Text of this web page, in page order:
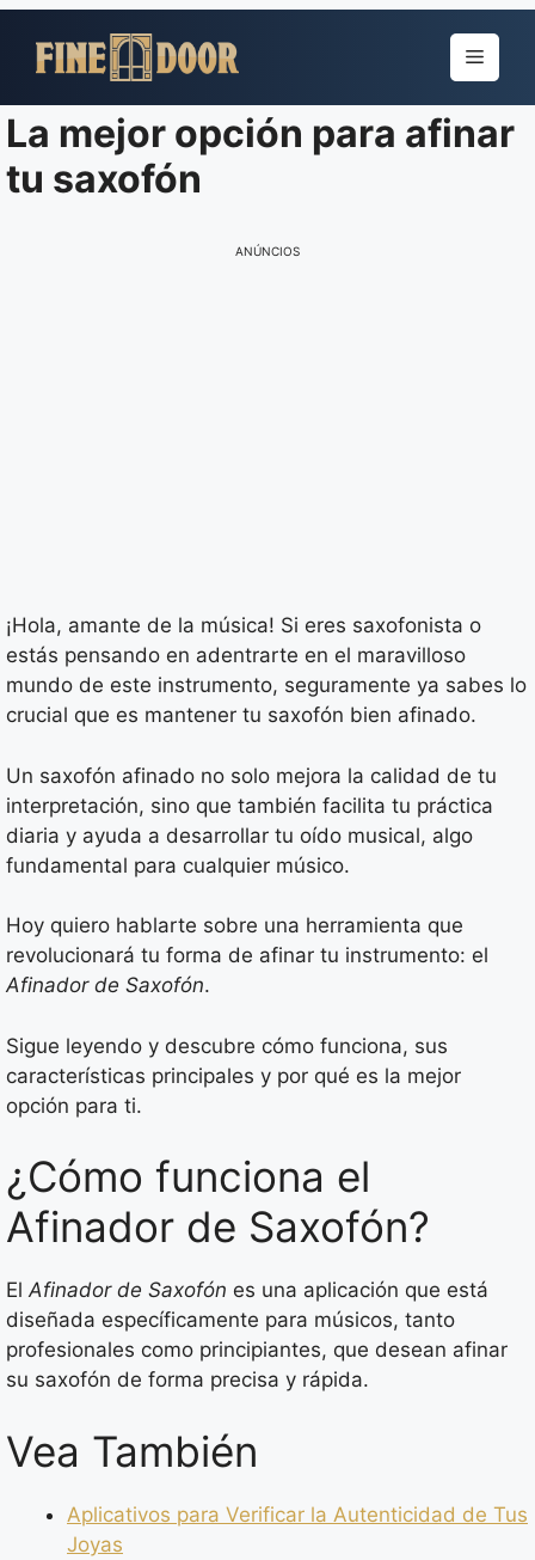
para
conteúdo
Menu
La mejor opción para afinar
tu saxofón
ANÚNCIOS
¡Hola, amante de la música! Si eres saxofonista o
estás pensando en adentrarte en el maravilloso
mundo de este instrumento, seguramente ya sabes lo
crucial que es mantener tu saxofón bien afinado.
Un saxofón afinado no solo mejora la calidad de tu
interpretación, sino que también facilita tu práctica
diaria y ayuda a desarrollar tu oído musical, algo
fundamental para cualquier músico.
Hoy quiero hablarte sobre una herramienta que
revolucionará tu forma de afinar tu instrumento: el
Afinador de Saxofón.
Sigue leyendo y descubre cómo funciona, sus
características principales y por qué es la mejor
opción para ti.
¿Cómo funciona el
Afinador de Saxofón?
ElAfinador de Saxofón es una aplicación que está
diseñada específicamente para músicos, tanto
profesionales como principiantes, que desean afinar
su saxofón de forma precisa y rápida.
Vea También
Aplicativos para Verificar la Autenticidad de Tus
Joyas